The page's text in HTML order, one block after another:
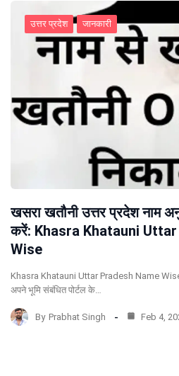
उत्तर प्रदेश जानकारी
खसरा खतौनी उत्तर प्रदेश नाम
करें: Khasra Khatauni
Wise
Khasra Khatauni Uttar Pradesh Name
अपने भूमि संबंधित पोर्टल के…
By Prabhat Singh Feb 4,